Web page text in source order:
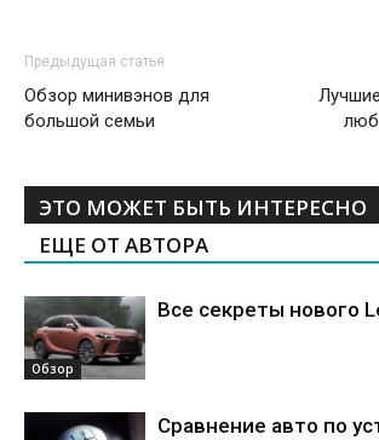
Предыдущая статья
Обзор минивэнов для
большой семьи
ЭТО МОЖЕТ БЫТЬ ИНТЕРЕСНО
ЕЩЕ ОТ АВТОРА
Обзор
Все секреты нового
Сравнение авто по